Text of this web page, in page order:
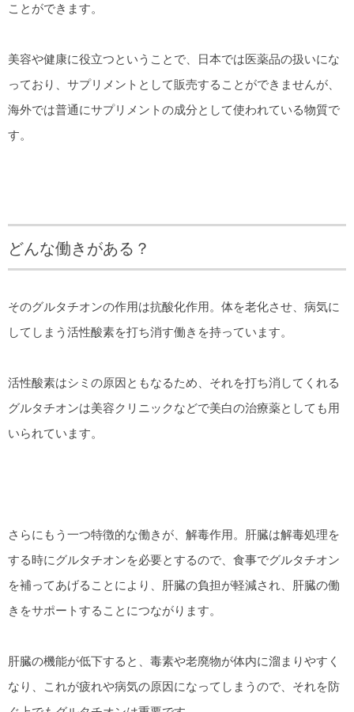
ことができます。
美容や健康に役立つということで、日本では医薬品の扱いにな
っており、サプリメントとして販売することができませんが、
海外では普通にサプリメントの成分として使われている物質で
す。
どんな働きがある？
そのグルタチオンの作用は抗酸化作用。体を老化させ、病気に
してしまう活性酸素を打ち消す働きを持っています。
活性酸素はシミの原因ともなるため、それを打ち消してくれる
グルタチオンは美容クリニックなどで美白の治療薬としても用
いられています。
さらにもう一つ特徴的な働きが、解毒作用。肝臓は解毒処理を
する時にグルタチオンを必要とするので、食事でグルタチオン
を補ってあげることにより、肝臓の負担が軽減され、肝臓の働
きをサポートすることにつながります。
肝臓の機能が低下すると、毒素や老廃物が体内に溜まりやすく
なり、これが疲れや病気の原因になってしまうので、それを防